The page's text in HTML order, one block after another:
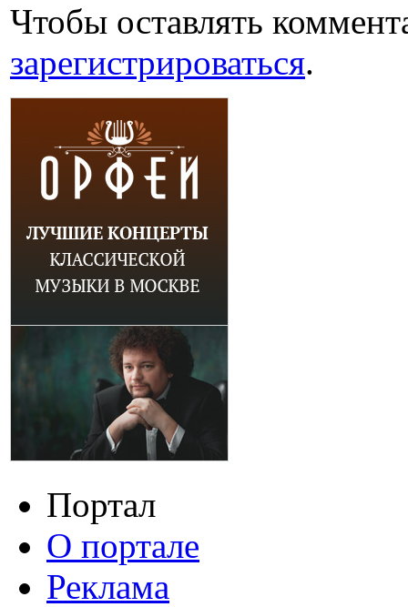
Чтобы оставлять
зарегистрироваться.
Портал
О портале
Реклама